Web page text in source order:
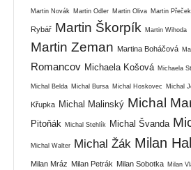
Martin Novák Martin Odler Martin Oliva Martin Přeček
Rybář Martin Škorpík Martin Wihoda
Martin Zeman Martina Boháčová
Romancov Michaela Košová Michaela
Michal Belda Michal Bursa Michal Hoskovec Michal
Křupka Michal Malinský Michal
Pitoňák
Michal Stehlík Michal Švanda
Michal Walter Michal Žák Milan
Milan Mráz Milan Petrák Milan Sobotka Milan